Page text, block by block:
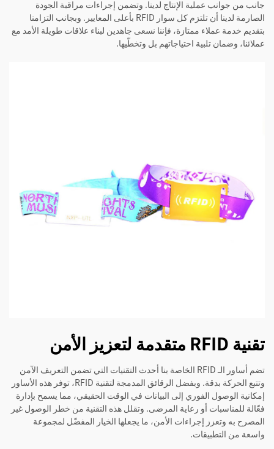
جانب من جوانب عملية الإنتاج لدينا. وتضمن إجراءات مراقبة الجودة
الصارمة لدينا أن تلتزم كل سوار RFID بأعلى المعايير. وبجانب التزامنا
بتقديم خدمة عملاء ممتازة، فإننا نسعى جاهدين لبناء علاقات طويلة الأمد مع
عملائنا، وضمان تلبية احتياجاتهم بل وتخطّيها.
تقنية RFID متقدمة لتعزيز الأمن
تضم أساور الـ RFID الخاصة بنا أحدث التقنيات التي تضمن التعريف الآمن
وتتبع الحركة بدقة. وبفضل الرقائق المدمجة لتقنية RFID، توفر هذه الأساور
إمكانية الوصول الفوري إلى البيانات في الوقت الحقيقي، مما يسمح بإدارة
فعّالة للمناسبات أو رعاية المرضى. وتقلل هذه التقنية من خطر الوصول غير
المصرح به وتعزز إجراءات الأمن، ما يجعلها الخيار المفضّل لمجموعة
واسعة من التطبيقات.